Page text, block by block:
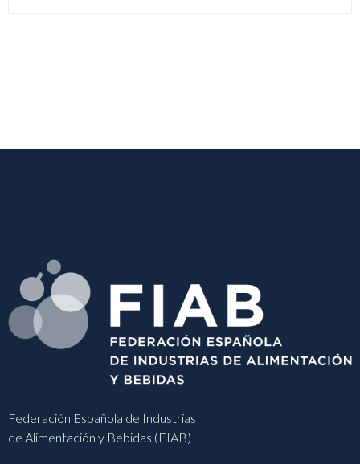
Federación Española de Industrias
de Alimentación y Bebidas (FIAB)